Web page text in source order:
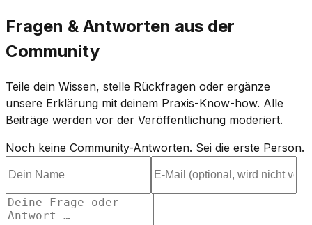
Fragen & Antworten aus der
Community
Teile dein Wissen, stelle Rückfragen oder ergänze
unsere Erklärung mit deinem Praxis-Know-how. Alle
Beiträge werden vor der Veröffentlichung moderiert.
Noch keine Community-Antworten. Sei die erste Person.